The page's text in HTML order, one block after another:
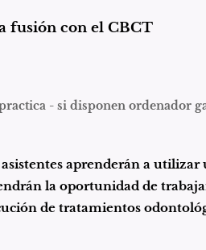
fusión con el CBCT
- si disponen ordenador
aprenderán a utilizar
la oportunidad de
de tratamientos